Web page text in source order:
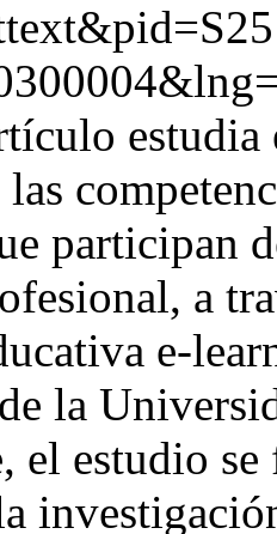
participan
a
e-
la
el estudio